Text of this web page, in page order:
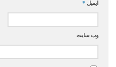
ایمیل *
وب‌ سایت